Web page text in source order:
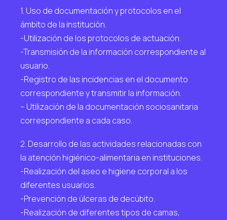
1. Uso de documentación y protocolos en el
ámbito de la institución.
-Utilización de los protocolos de actuación.
-Transmisión de la información correspondiente al
usuario.
-Registro de las incidencias en el documento
correspondiente y transmitir la información.
– Utilización de la documentación sociosanitaria
correspondiente a cada caso.
2. Desarrollo de las actividades relacionadas con
la atención higiénico-alimentaria en instituciones.
-Realización del aseo e higiene corporal a los
diferentes usuarios.
-Prevención de úlceras de decúbito.
-Realización de diferentes tipos de camas,